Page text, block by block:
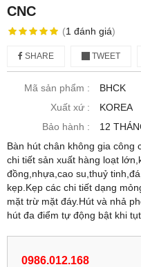
CNC
(1 đánh giá)
SHARE TWEET
Mã sản phẩm :
BHCK
Xuất xứ :
KOREA
Bảo hành :
12
Bàn hút chân không gia công
chi tiết sản xuất hàng loạt
đồng,nhựa,cao su,thuỷ
kẹp.Kẹp các chi tiết dạng
mặt trừ mặt đáy.Hút và nhả
hút đa điểm tự động bật khi
0986.012.168